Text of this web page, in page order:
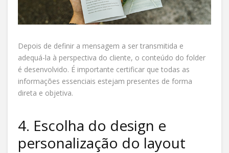
Depois de definir a mensagem a ser transmitida e
adequá-la à perspectiva do cliente, o conteúdo do folder
é desenvolvido. É importante certificar que todas as
informações essenciais estejam presentes de forma
direta e objetiva.
4. Escolha do design e
personalização do layout